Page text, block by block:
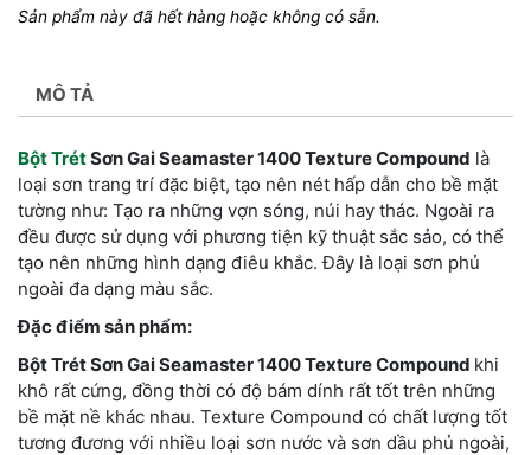
Sản phẩm này đã hết hàng hoặc không có sẵn.
MÔ TẢ
Bột TrétSơn Gai Seamaster 1400 Texture Compound là
loại sơn trang trí đặc biệt, tạo nên nét hấp dẫn cho bề mặt
tường như: Tạo ra những vợn sóng, núi hay thác. Ngoài ra
đều được sử dụng với phương tiện kỹ thuật sắc sảo, có thể
tạo nên những hình dạng điêu khắc. Đây là loại sơn phủ
ngoài đa dạng màu sắc.
Đặc điểm sản phẩm:
Bột Trét Sơn Gai Seamaster 1400 Texture Compound khi
khô rất cứng, đồng thời có độ bám dính rất tốt trên những
bề mặt nề khác nhau. Texture Compound có chất lượng tốt
tương đương với nhiều loại sơn nước và sơn dầu phủ ngoài,